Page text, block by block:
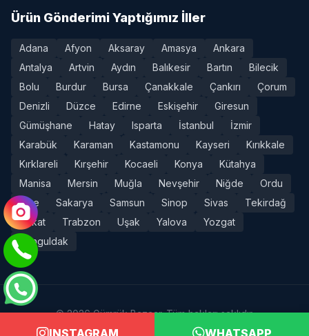
Ürün Gönderimi Yaptığımız İller
Adana Afyon Aksaray Amasya
Ankara
Antalya
Artvin Aydın Balıkesir Bartın
Bilecik
Bolu
Burdur Bursa Çanakkale Çankırı
Çorum
Denizli
Düzce Edirne Eskişehir
Giresun
Gümüşhane
Hatay Isparta İstanbul
İzmir
Karabük
Karaman Kastamonu Kayseri
Kırıkkale
Kırklareli
Kırşehir Kocaeli Konya
Kütahya
Manisa
Mersin Muğla Nevşehir Niğde
Ordu
Rize
Sakarya Samsun Sinop Sivas
Tekirdağ
Tokat
Trabzon Uşak Yalova
Yozgat
Zonguldak
© 2026 Gümrük Bazaar. Tüm hakları saklıdır.
INSTAGRAM WHATSAPP